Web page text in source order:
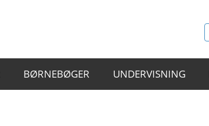
BØRNEBØGER UNDERVISNING